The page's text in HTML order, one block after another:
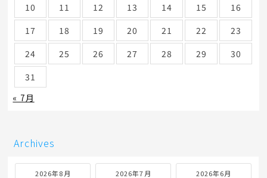
10
11 12 13 14 15
16
17
18 19 20 21 22
23
24
25 26 27 28 29
30
31
« 7月
Archives
2026年8月 2026年7月 2026年6月